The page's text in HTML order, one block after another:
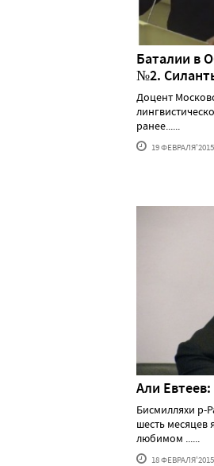
Баталии в
№2.
Доцент
ранее......
19 ФЕВРАЛЯ'2015
Али
Бисмилляхи р-
шесть месяцев
любимом ......
18 ФЕВРАЛЯ'2015